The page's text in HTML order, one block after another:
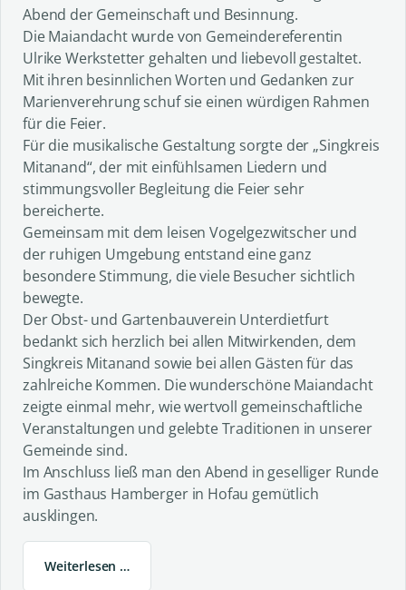
Abend der Gemeinschaft und Besinnung.
Die Maiandacht wurde von Gemeindereferentin
Ulrike Werkstetter gehalten und liebevoll gestaltet.
Mit ihren besinnlichen Worten und Gedanken zur
Marienverehrung schuf sie einen würdigen Rahmen
für die Feier.
Für die musikalische Gestaltung sorgte der „Singkreis
Mitanand“, der mit einfühlsamen Liedern und
stimmungsvoller Begleitung die Feier sehr
bereicherte.
Gemeinsam mit dem leisen Vogelgezwitscher und
der ruhigen Umgebung entstand eine ganz
besondere Stimmung, die viele Besucher sichtlich
bewegte.
Der Obst- und Gartenbauverein Unterdietfurt
bedankt sich herzlich bei allen Mitwirkenden, dem
Singkreis Mitanand sowie bei allen Gästen für das
zahlreiche Kommen. Die wunderschöne Maiandacht
zeigte einmal mehr, wie wertvoll gemeinschaftliche
Veranstaltungen und gelebte Traditionen in unserer
Gemeinde sind.
Im Anschluss ließ man den Abend in geselliger Runde
im Gasthaus Hamberger in Hofau gemütlich
ausklingen.
Weiterlesen …